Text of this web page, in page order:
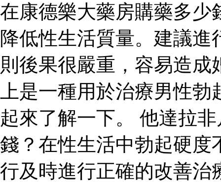
在康德樂大藥房購藥多少
降低性生活質量。建議
則後果很嚴重，容易造
上是一種用於治療男性
起來了解一下。 他達拉
錢？在性生活中勃起硬度
行及時進行正確的改善治